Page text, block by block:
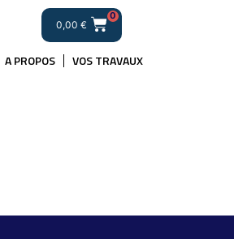
0,00 €
0
A PROPOS VOS TRAVAUX